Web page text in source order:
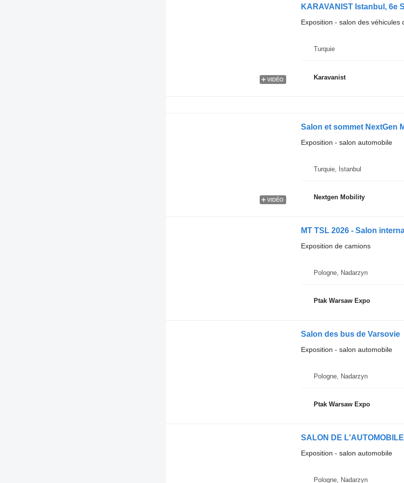
VIDÉO
Exposition - salon des véhicules
Turquie
Karavanist
VIDÉO
Salon et sommet NextGen
Exposition - salon automobile
Turquie, İstanbul
Nextgen Mobility
MT TSL 2026 - Salon
Exposition de camions
Pologne, Nadarzyn
Ptak Warsaw Expo
Salon des bus de Varsovie
Exposition - salon automobile
Pologne, Nadarzyn
Ptak Warsaw Expo
SALON DE L'AUTOMOBILE
Exposition - salon automobile
Pologne, Nadarzyn